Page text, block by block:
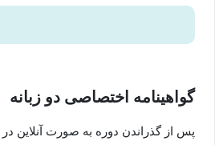
گواهینامه اختصاصی دو زبانه
پس از گذراندن دوره به صورت آنلاین